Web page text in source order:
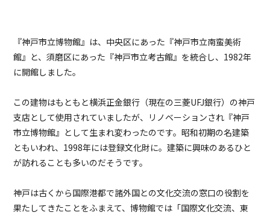
『神戸市立博物館』は、中央区にあった『神戸市立南蛮美術
館』と、須磨区にあった『神戸市立考古館』を統合し、1982年
に開館しました。
この建物はもともと横浜正金銀行（現在の三菱UFJ銀行）の神戸
支店として使用されていましたが、リノベーションされ『神戸
市立博物館』として生まれ変わったのです。昭和初期の名建築
ともいわれ、1998年には登録文化財に。建築に興味のあるひと
が訪れることも多いのだそうです。
神戸は古くから国際港都で諸外国との文化交流の窓口の役割を
果たしてきたことをふまえて、博物館では「国際文化交流、東